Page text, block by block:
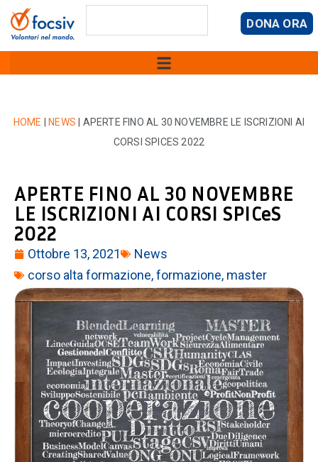
DONA ORA
HOME NEWS
APERTE FINO AL 30 NOVEMBRE LE ISCRIZIONI AI
CORSI SPICES 2022
APERTE FINO AL 30 NOVEMBRE
LE ISCRIZIONI AI CORSI SPICeS
2022
Ottobre 13, 2021
News
corso alta formazione,formazione, master